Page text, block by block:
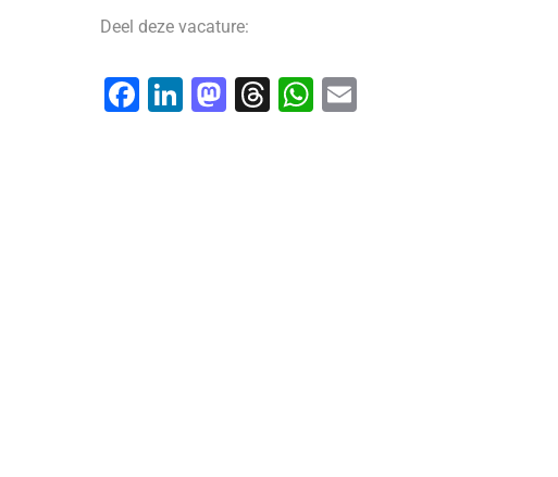
Deel deze vacature:
F
Li
M T
W